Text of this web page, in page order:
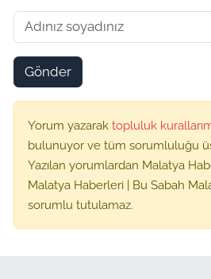
Gönder
Yorum yazarak topluluk
bulunuyor ve tüm sorumluluğu
Yazılan yorumlardan Malatya
Malatya Haberleri | Bu Sabah
sorumlu tutulamaz.